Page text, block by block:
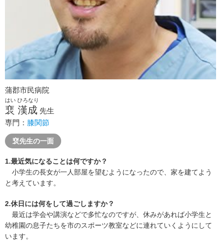
蒲郡市民病院
はい ひろなり
裵 漢成 先生
専門： 膝関節
裵先生の一面
1.最近気になることは何ですか？
小学生の長女が一人部屋を望むようになったので、家を建てよう
と考えています。
2.休日には何をして過ごしますか？
最近は学会や講演などで多忙なのですが、休みがあれば小学生と
幼稚園の息子たちを市のスポーツ教室などに連れていくようにして
います。